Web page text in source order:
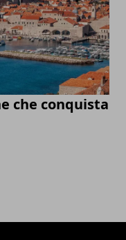
che conquista